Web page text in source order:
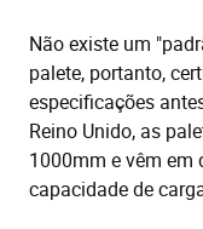
Não existe um
palete, portanto,
especificações
Reino Unido, as
1000mm e vêm em
capacidade de